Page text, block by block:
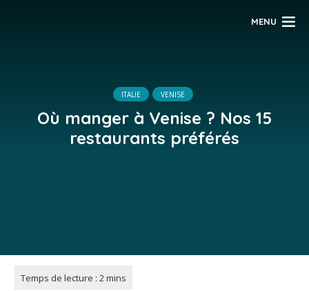
MENU
ITALIE VENISE
Où manger à Venise ? Nos 15
restaurants préférés